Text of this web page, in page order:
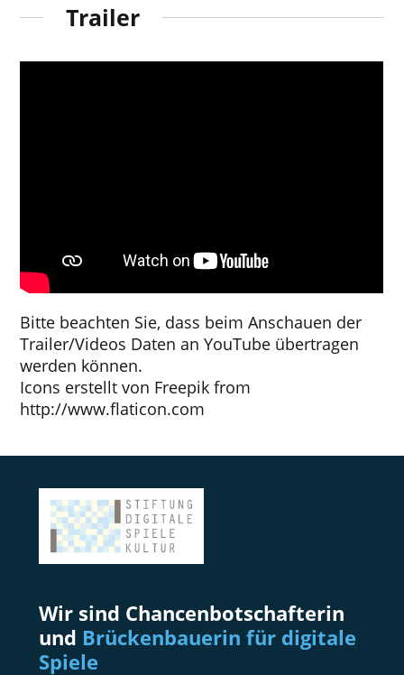
Trailer
Bitte beachten Sie, dass beim Anschauen der
Trailer/Videos Daten an YouTube übertragen
werden können.
Icons erstellt von Freepik from
http://www.flaticon.com
Wir sind Chancenbotschafterin
und Brückenbauerin für digitale
Spiele